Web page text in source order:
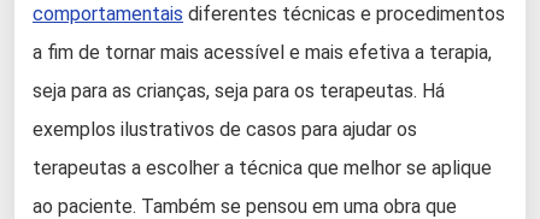
comportamentais diferentes técnicas e procedimentos
a fim de tornar mais acessível e mais efetiva a terapia,
seja para as crianças, seja para os terapeutas. Há
exemplos ilustrativos de casos para ajudar os
terapeutas a escolher a técnica que melhor se aplique
ao paciente. Também se pensou em uma obra que